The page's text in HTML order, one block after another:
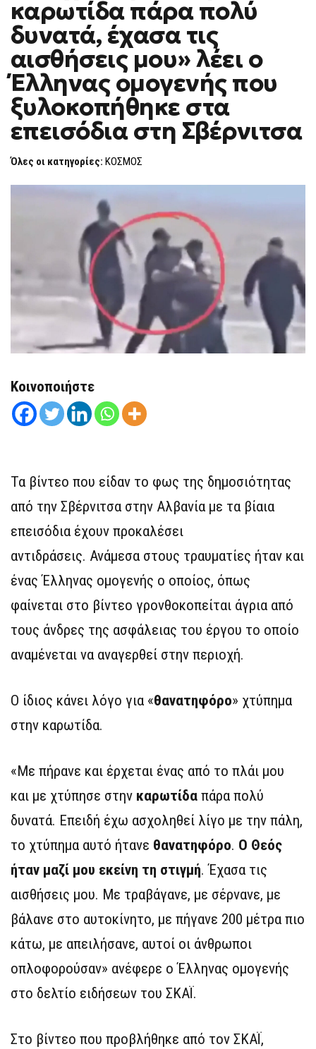
ΚΑΡΩΤΊΔΑ
ΠΆΡΑ
ΠΟΛΎ
ΔΥΝΑΤΆ,
ΈΧΑΣΑ
ΤΙΣ
ΜΟΥ»
Ο
ΈΛΛΗΝΑΣ
ΟΜΟΓΕΝΉΣ
ΠΟΥ
ΣΤΑ
καρωτίδα πάρα πολύ
δυνατά, έχασα τις
αισθήσεις μου» λέει ο
Έλληνας ομογενής που
ξυλοκοπήθηκε στα
επεισόδια στη Σβέρνιτσα
Όλες οι κατηγορίες: ΚΟΣΜΟΣ
Κοινοποιήστε
Τα βίντεο που είδαν το φως της δημοσιότητας
από την Σβέρνιτσα στην Αλβανία με τα βίαια
επεισόδια έχουν προκαλέσει
αντιδράσεις. Ανάμεσα στους τραυματίες ήταν και
ένας Έλληνας ομογενής ο οποίος, όπως
φαίνεται στο βίντεο γρονθοκοπείται άγρια από
τους άνδρες της ασφάλειας του έργου το οποίο
αναμένεται να αναγερθεί στην περιοχή.
Ο ίδιος κάνει λόγο για «θανατηφόρο» χτύπημα
στην καρωτίδα.
«Με πήρανε και έρχεται ένας από το πλάι μου
και με χτύπησε στην καρωτίδα πάρα πολύ
δυνατά. Επειδή έχω ασχοληθεί λίγο με την πάλη,
το χτύπημα αυτό ήτανε θανατηφόρο. Ο Θεός
ήταν μαζί μου εκείνη τη στιγμή. Έχασα τις
αισθήσεις μου. Με τραβάγανε, με σέρνανε, με
βάλανε στο αυτοκίνητο, με πήγανε 200 μέτρα πιο
κάτω, με απειλήσανε, αυτοί οι άνθρωποι
οπλοφορούσαν» ανέφερε ο Έλληνας ομογενής
στο δελτίο ειδήσεων του ΣΚΑΪ.
Στο βίντεο που προβλήθηκε από τον ΣΚΑΪ,